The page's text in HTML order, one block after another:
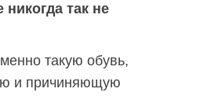
так не
такую обувь,
и причиняющую